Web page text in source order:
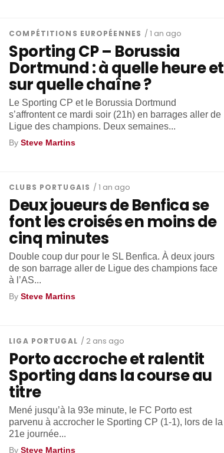
COMPÉTITIONS EUROPÉENNES / 1 an ago
Sporting CP – Borussia
Dortmund : à quelle heure et
sur quelle chaîne ?
Le Sporting CP et le Borussia Dortmund
s’affrontent ce mardi soir (21h) en barrages aller de
Ligue des champions. Deux semaines...
BySteve Martins
CLUBS PORTUGAIS / 1 an ago
Deux joueurs de Benfica se
font les croisés en moins de
cinq minutes
Double coup dur pour le SL Benfica. À deux jours
de son barrage aller de Ligue des champions face
à l’AS...
BySteve Martins
LIGA PORTUGAL / 2 ans ago
Porto accroche et ralentit
Sporting dans la course au
titre
Mené jusqu’à la 93e minute, le FC Porto est
parvenu à accrocher le Sporting CP (1-1), lors de la
21e journée...
BySteve Martins